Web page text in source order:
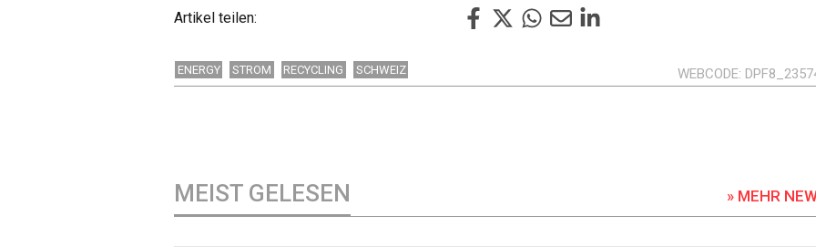
Artikel teilen:
ENERGY STROM RECYCLING SCHWEIZ WEBCODE
MEIST GELESEN » MEHR